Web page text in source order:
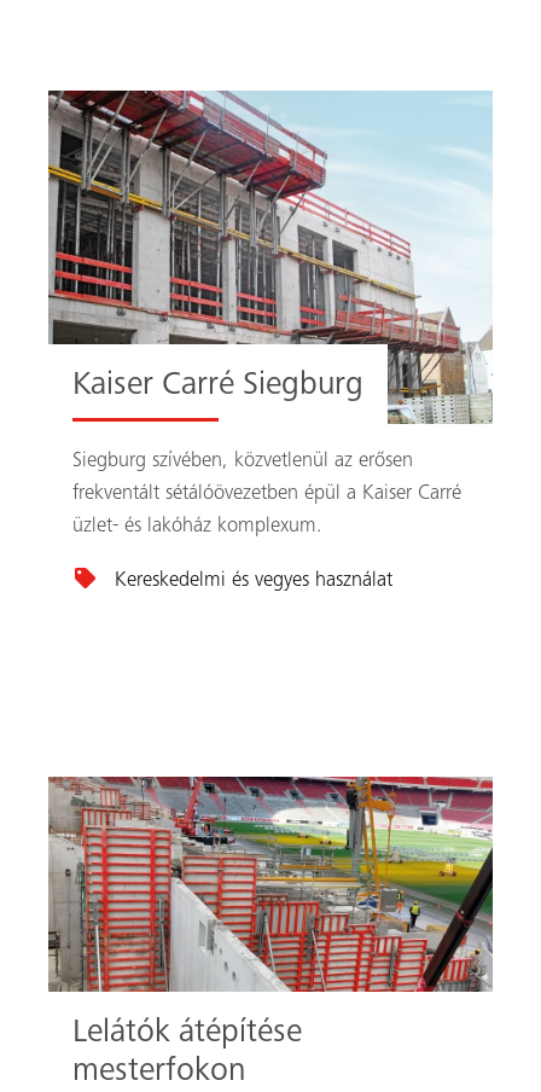
Kaiser Carré Siegburg
Siegburg szívében, közvetlenül az erősen
frekventált sétálóövezetben épül a Kaiser Carré
üzlet- és lakóház komplexum.
Kereskedelmi és vegyes használat
Lelátók átépítése
mesterfokon